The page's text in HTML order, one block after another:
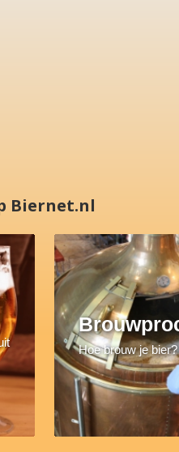
Biernet.nl
Hoe brouw je bier?